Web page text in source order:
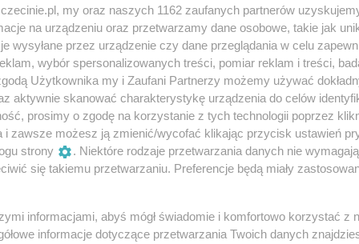
my oraz naszych 1162 zaufanych partnerów
na urządzeniu oraz przetwarzamy dane osobowe, takie jak
wysyłane przez urządzenie czy dane przeglądania w celu
wybór spersonalizowanych treści, pomiar reklam i treści,
Użytkownika my i Zaufani Partnerzy możemy używać
aktywnie skanować charakterystykę urządzenia do celów
prosimy o zgodę na korzystanie z tych technologii poprzez
i zawsze możesz ją zmienić/wycofać klikając przycisk ustawień
strony
. Niektóre rodzaje przetwarzania danych nie
się takiemu przetwarzaniu. Preferencje będą miały
informacjami, abyś mógł świadomie i komfortowo korzystać z
informacje dotyczące przetwarzania Twoich danych